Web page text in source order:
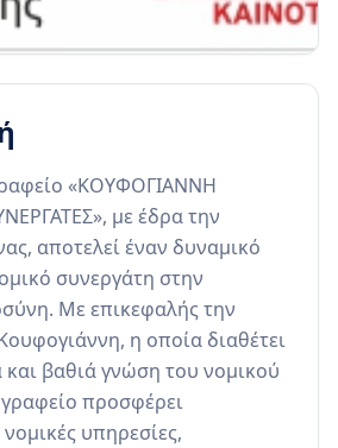
«ΚΟΥΦΟΓΙΑΝΝΗ
με έδρα την
αποτελεί έναν δυναμικό
συνεργάτη στην
Με επικεφαλής την
η οποία διαθέτει
και βαθιά γνώση του νομικού
προσφέρει
υπηρεσίες,